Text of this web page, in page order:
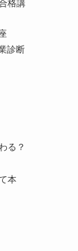
格講
診断
る？
本